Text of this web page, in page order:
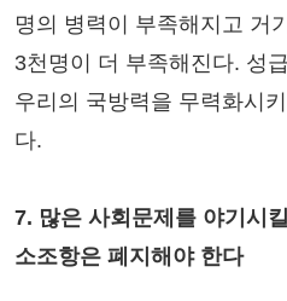
명의 병력이 부족해지고 거
3천명이 더 부족해진다. 성
우리의 국방력을 무력화시
다.
7. 많은 사회문제를 야기시
소조항은 폐지해야 한다